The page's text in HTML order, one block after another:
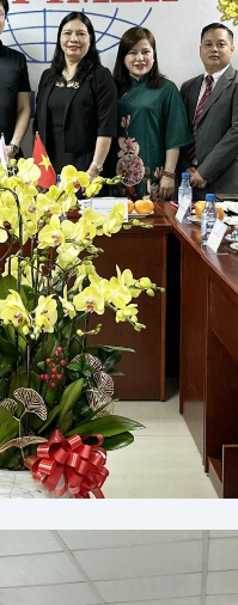
tên
điện thoại
dung